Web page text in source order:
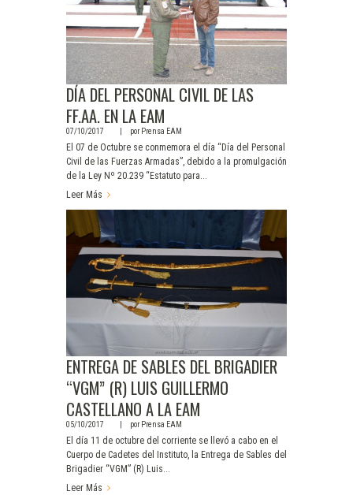
DÍA DEL PERSONAL CIVIL DE LAS
FF.AA. EN LA EAM
07/10/2017 porPrensa EAM
El 07 de Octubre se conmemora el día “Día del Personal
Civil de las Fuerzas Armadas”, debido a la promulgación
de la Ley Nº 20.239 “Estatuto para...
Leer Más
ENTREGA DE SABLES DEL BRIGADIER
“VGM” (R) LUIS GUILLERMO
CASTELLANO A LA EAM
05/10/2017 porPrensa EAM
El día 11 de octubre del corriente se llevó a cabo en el
Cuerpo de Cadetes del Instituto, la Entrega de Sables del
Brigadier “VGM” (R) Luis...
Leer Más